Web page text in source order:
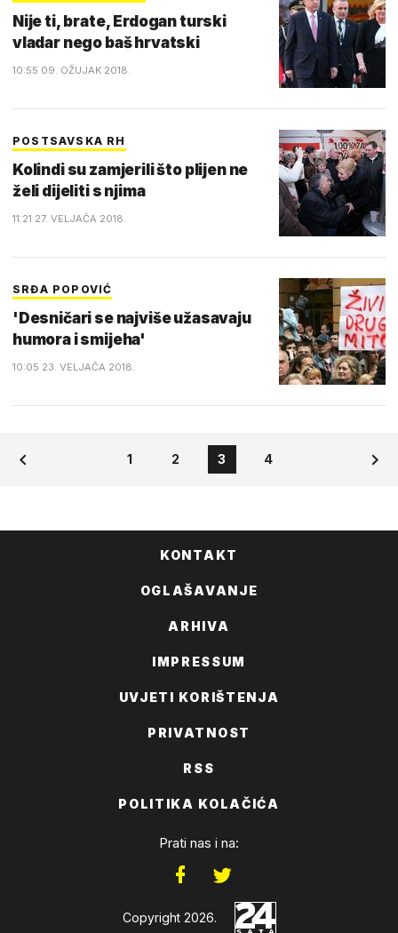
Nije ti, brate, Erdogan turski
vladar nego baš hrvatski
10:55 09. OŽUJAK 2018.
POSTSAVSKA RH
Kolindi su zamjerili što plijen ne
želi dijeliti s njima
11:21 27. VELJAČA 2018.
SRĐA POPOVIĆ
'Desničari se najviše užasavaju
humora i smijeha'
10:05 23. VELJAČA 2018.
1 2 3 4
KONTAKT
OGLAŠAVANJE
ARHIVA
IMPRESSUM
UVJETI KORIŠTENJA
PRIVATNOST
RSS
POLITIKA KOLAČIĆA
Prati nas i na:
Copyright 2026.